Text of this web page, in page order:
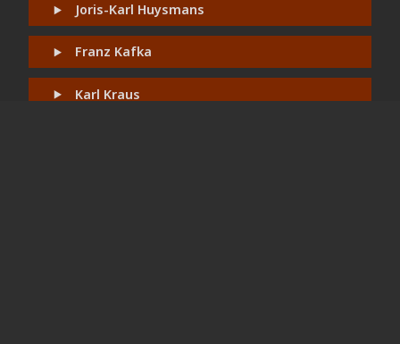
Joris-Karl Huysmans
Franz Kafka
Karl Kraus